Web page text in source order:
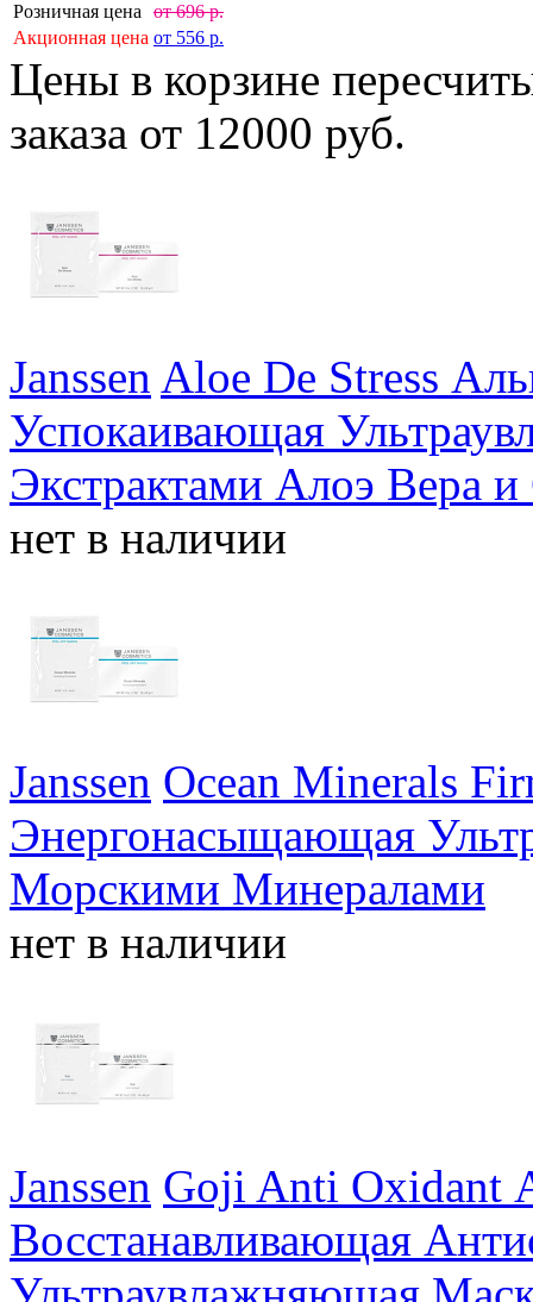
Розничная цена от696р.
Акционная цена от 556 р.
Цены в корзине
заказа от 12000 руб.
Janssen Aloe De Stress
Успокаивающая
Экстрактами Алоэ Вера
нет в наличии
Janssen Ocean Minerals
Энергонасыщающая
Морскими Минералами
нет в наличии
Janssen Goji Anti Oxidant
Восстанавливающая